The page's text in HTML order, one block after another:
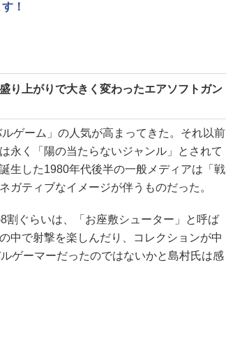
！
り上がりで大きく変わったエアソフトガン
ゲーム」の人気が高まってきた。それ以前
永く「陽の当たらないジャンル」とされて
生した1980年代後半の一般メディアは「戦
ガティブなイメージが伴うものだった。
ぐらいは、「お座敷シューター」と呼ば
中で射撃を楽しんだり、コレクションが中
ゲーマーだったのではないかと島村氏は感